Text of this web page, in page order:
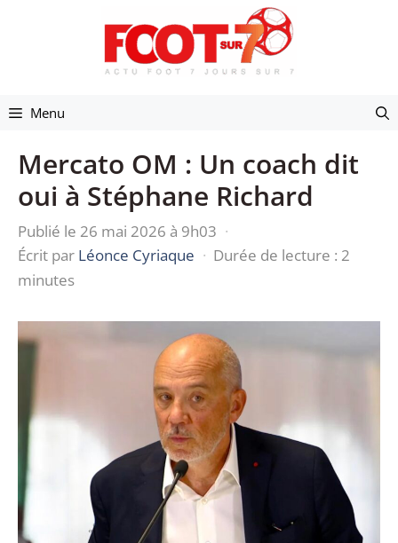
Menu
Mercato OM : Un coach dit
oui à Stéphane Richard
Publié le 26 mai 2026 à 9h03 ·
Écrit par Léonce Cyriaque · Durée de lecture : 2
minutes